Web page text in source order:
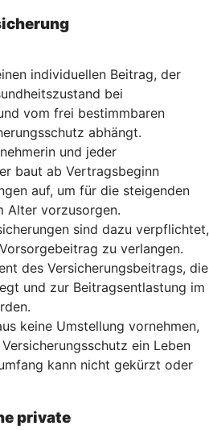
individuellen Beitrag, der
bei
vom frei bestimmbaren
abhängt.
und jeder
baut ab Vertragsbeginn
auf, um für die steigenden
Alter vorzusorgen.
sind dazu verpflichtet,
zu verlangen.
des Versicherungsbeitrags, die
und zur Beitragsentlastung im
keine Umstellung vornehmen,
ein Leben
kann nicht gekürzt oder
private